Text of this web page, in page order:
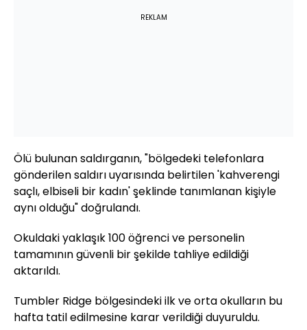
REKLAM
Ölü bulunan saldırganın, "bölgedeki telefonlara
gönderilen saldırı uyarısında belirtilen 'kahverengi
saçlı, elbiseli bir kadın' şeklinde tanımlanan kişiyle
aynı olduğu" doğrulandı.
Okuldaki yaklaşık 100 öğrenci ve personelin
tamamının güvenli bir şekilde tahliye edildiği
aktarıldı.
Tumbler Ridge bölgesindeki ilk ve orta okulların bu
hafta tatil edilmesine karar verildiği duyuruldu.